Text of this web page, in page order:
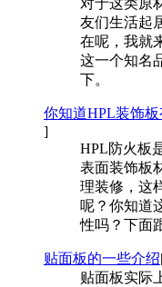
对于这类原
友们生活起
在呢，我
这一个知名
下。
你知道HPL装饰板
]
HPL防火板
表面装饰板材
理装修，
呢？你
性吗？下面
贴面板的一些介绍
贴面板实际